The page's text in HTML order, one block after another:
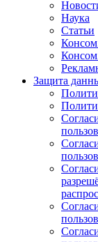
Наука
Статьи
Защита